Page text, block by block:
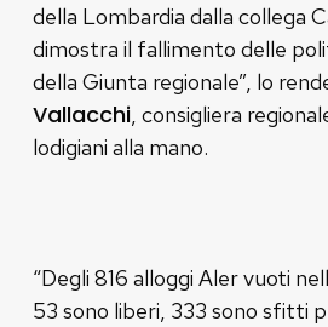
della Lombardia dalla collega
dimostra il fallimento delle
della Giunta regionale”, lo
Vallacchi, consigliera
lodigiani alla mano.
“Degli 816 alloggi Aler vuoti
53 sono liberi, 333 sono sfitti